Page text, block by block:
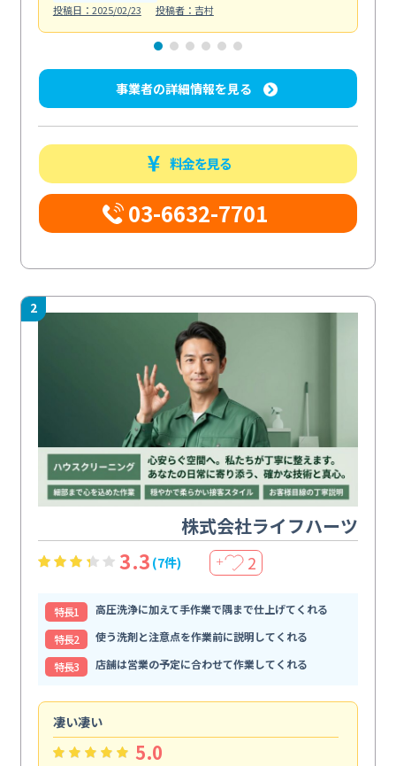
投稿日：2025/02/23
投稿者：吉村
事業者の詳細情報を見る
料金を見る
03-6632-7701
2
株式会社ライフハーツ
3.3 (7件) ＋ 2
特⻑1
高圧洗浄に加えて手作業で隅まで仕上げてくれる
特⻑2
使う洗剤と注意点を作業前に説明してくれる
特⻑3
店舗は営業の予定に合わせて作業してくれる
凄い凄い
5.0